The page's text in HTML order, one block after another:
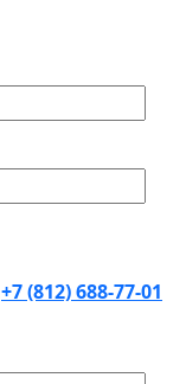
+7 (812) 688-77-01